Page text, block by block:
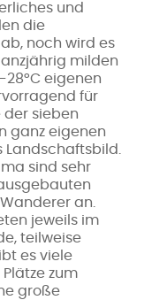
und
die
noch wird es
milden
eigenen
für
der sieben
ganz eigenen
Landschaftsbild.
sind sehr
an.
jeweils im
teilweise
es viele
zum
große